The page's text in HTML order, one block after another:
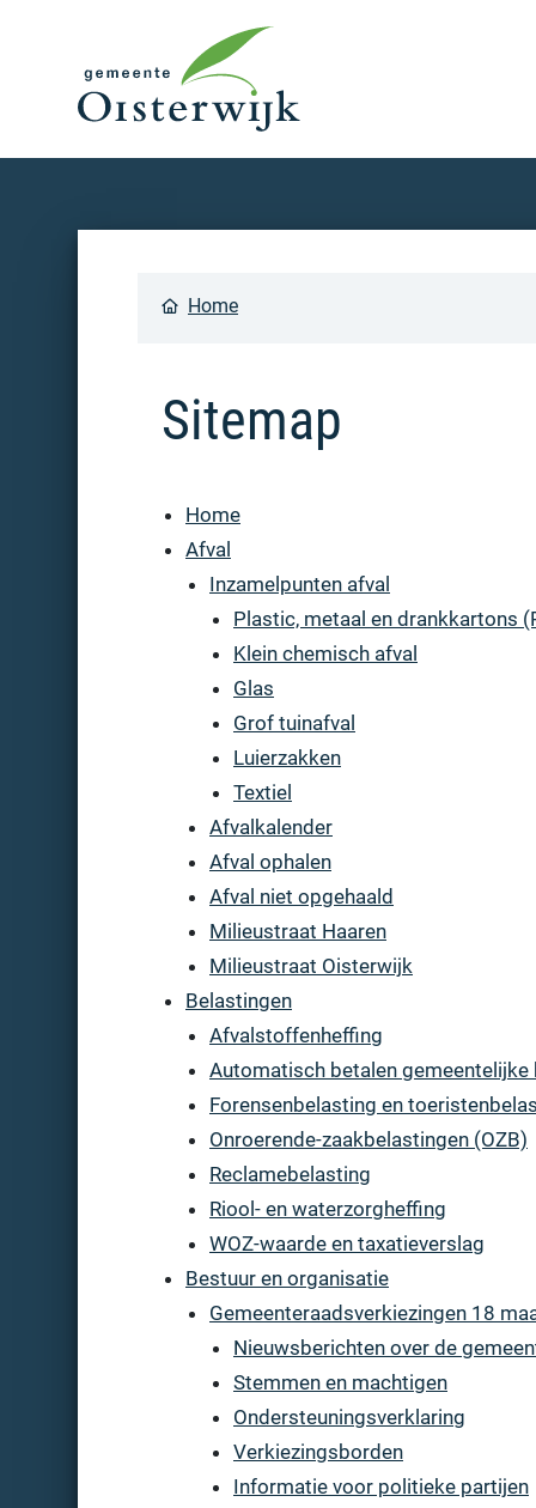
Home
Sitemap
Home
Afval
Inzamelpunten afval
Plastic, metaal en drankkartons
Klein chemisch afval
Glas
Grof tuinafval
Luierzakken
Textiel
Afvalkalender
Afval ophalen
Afval niet opgehaald
Milieustraat Haaren
Milieustraat Oisterwijk
Belastingen
Afvalstoffenheffing
Automatisch betalen gemeentelijke
Forensenbelasting en
Onroerende-zaakbelastingen (OZB)
Reclamebelasting
Riool- en waterzorgheffing
WOZ-waarde en taxatieverslag
Bestuur en organisatie
Gemeenteraadsverkiezingen 18
Nieuwsberichten over de
Stemmen en machtigen
Ondersteuningsverklaring
Verkiezingsborden
Informatie voor politieke partijen